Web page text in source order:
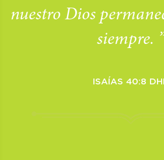
nuestro Dios
siempre.
ISAÍAS 40:8